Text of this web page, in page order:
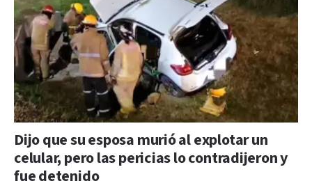
Dijo que su esposa murió al explotar un
celular, pero las pericias lo contradijeron y
fue detenido